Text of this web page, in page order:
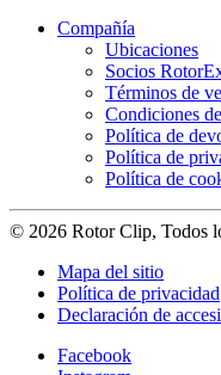
Compañía
Ubicaciones
Socios
Términos de
Condiciones
Política de
Política de
Política de
© 2026 Rotor Clip, Todos
Mapa del sitio
Política de privacidad
Declaración de
Facebook